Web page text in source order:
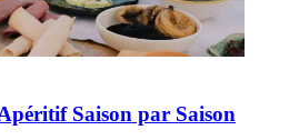
Saison par Saison